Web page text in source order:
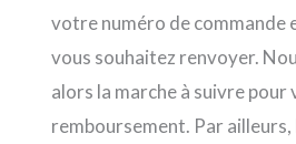
votre numéro de commande
vous souhaitez renvoyer.
alors la marche à suivre pour
remboursement. Par